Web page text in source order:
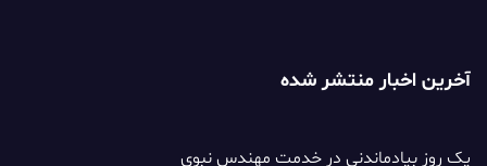
آخرین اخبار منتشر شده
یک روز بیادماندنی در خدمت مهندس نبوی